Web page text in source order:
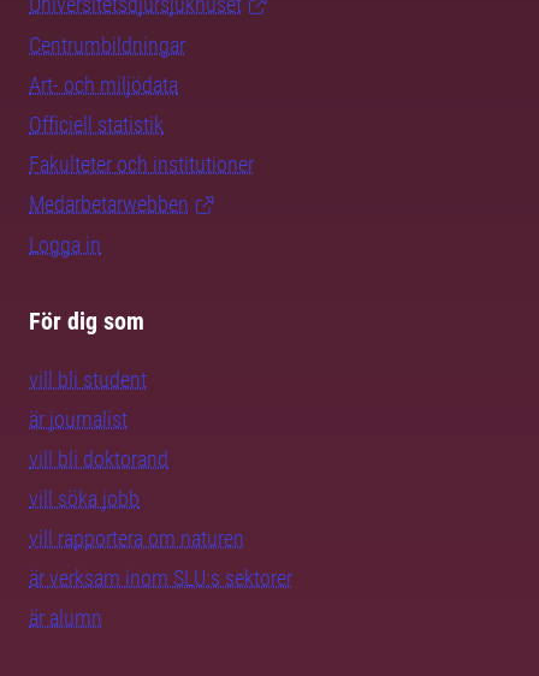
Centrumbildningar
Art- och miljödata
Officiell statistik
Fakulteter och institutioner
Medarbetarwebben
Logga in
För dig som
vill bli student
är journalist
vill bli doktorand
vill söka jobb
vill rapportera om naturen
är verksam inom SLU:s sektorer
är alumn